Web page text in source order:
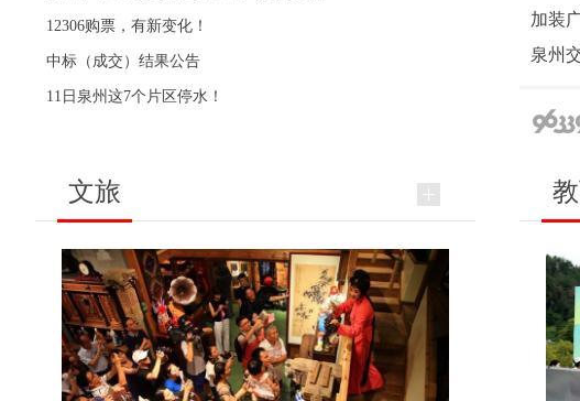
12306购票，有新变化！
中标（成交）结果公告
11日泉州这7个片区停水！
加装
泉州
文旅